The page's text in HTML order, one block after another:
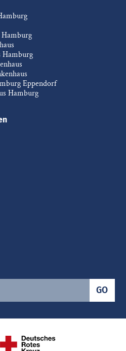
Hamburg
Eppendorf
Hamburg
GO